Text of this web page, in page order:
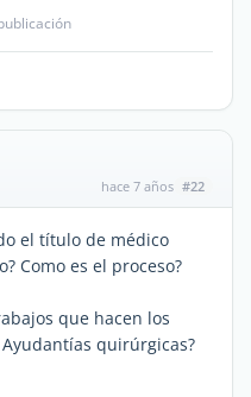
hace 7 años #22
el título de médico
Como es el proceso?
que hacen los
quirúrgicas?